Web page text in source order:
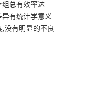
组总有效率达
异有统计学意义
,没有明显的不良